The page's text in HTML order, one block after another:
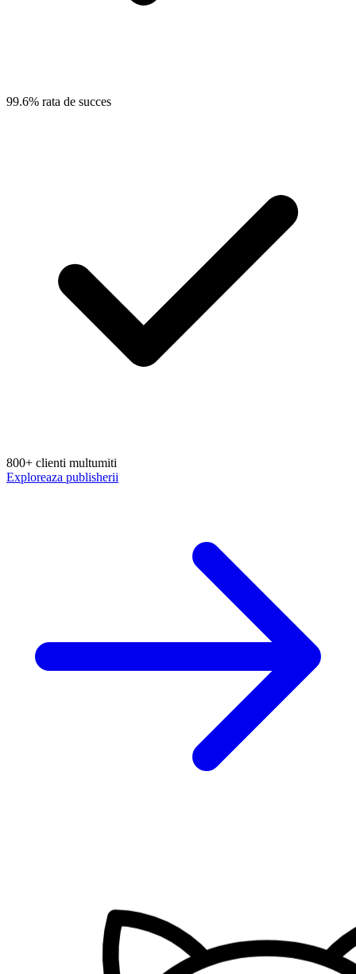
99.6% rata de succes
800+ clienti multumiti
Exploreaza publisherii